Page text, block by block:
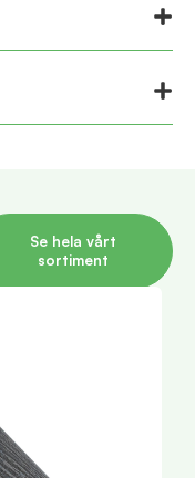
Se hela vårt
sortiment